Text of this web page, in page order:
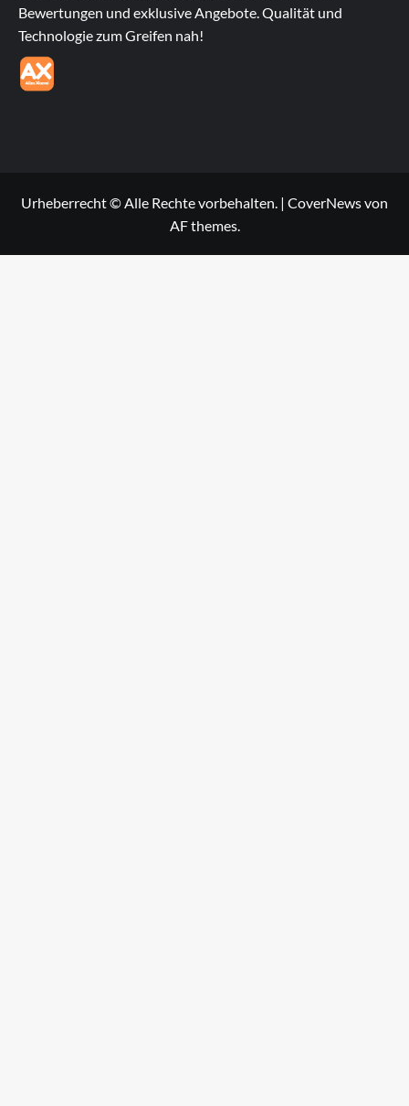
Bewertungen und exklusive Angebote. Qualität und
Technologie zum Greifen nah!
Urheberrecht © Alle Rechte vorbehalten. | CoverNewsvon
AF themes.